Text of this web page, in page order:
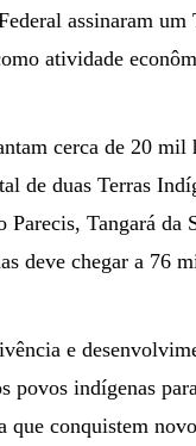
assinaram um
atividade
cerca de 20 mil
de duas Terras
Tangará da
deve chegar a 76
e
povos indígenas
conquistem